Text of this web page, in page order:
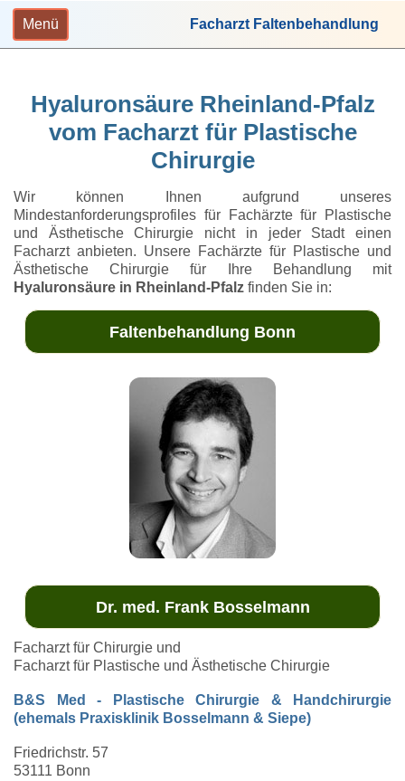
Menü Facharzt Faltenbehandlung
Hyaluronsäure Rheinland-Pfalz
vom Facharzt für Plastische
Chirurgie
Wir können Ihnen aufgrund unseres
Mindestanforderungsprofiles für Fachärzte für Plastische
und Ästhetische Chirurgie nicht in jeder Stadt einen
Facharzt anbieten. Unsere Fachärzte für Plastische und
Ästhetische Chirurgie für Ihre Behandlung mit
Hyaluronsäure in Rheinland-Pfalz finden Sie in:
Faltenbehandlung Bonn
Dr. med. Frank Bosselmann
Facharzt für Chirurgie und
Facharzt für Plastische und Ästhetische Chirurgie
B&S Med - Plastische Chirurgie & Handchirurgie
(ehemals Praxisklinik Bosselmann & Siepe)
Friedrichstr. 57
53111 Bonn